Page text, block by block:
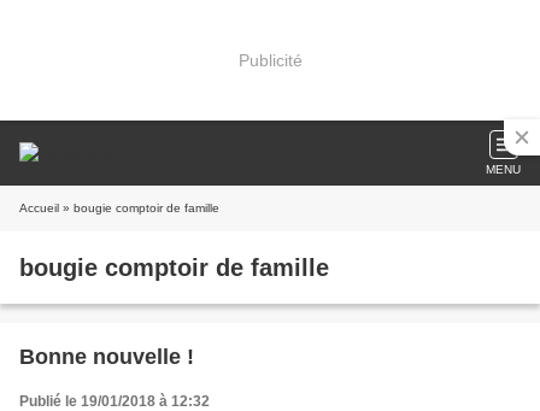
Publicité
MENU
Accueil » bougie comptoir de famille
bougie comptoir de famille
Bonne nouvelle !
Publié le 19/01/2018 à 12:32